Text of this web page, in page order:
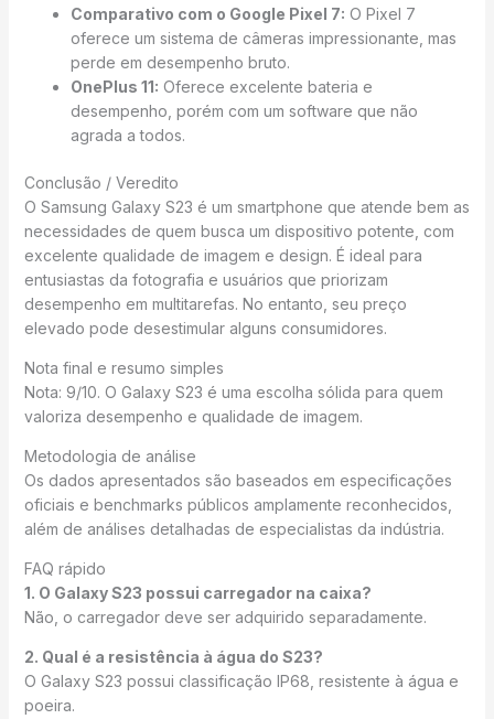
Comparativo com o Google Pixel 7: O Pixel 7
oferece um sistema de câmeras impressionante, mas
perde em desempenho bruto.
OnePlus 11: Oferece excelente bateria e
desempenho, porém com um software que não
agrada a todos.
Conclusão / Veredito
O Samsung Galaxy S23 é um smartphone que atende bem as
necessidades de quem busca um dispositivo potente, com
excelente qualidade de imagem e design. É ideal para
entusiastas da fotografia e usuários que priorizam
desempenho em multitarefas. No entanto, seu preço
elevado pode desestimular alguns consumidores.
Nota final e resumo simples
Nota: 9/10. O Galaxy S23 é uma escolha sólida para quem
valoriza desempenho e qualidade de imagem.
Metodologia de análise
Os dados apresentados são baseados em especificações
oficiais e benchmarks públicos amplamente reconhecidos,
além de análises detalhadas de especialistas da indústria.
FAQ rápido
1. O Galaxy S23 possui carregador na caixa?
Não, o carregador deve ser adquirido separadamente.
2. Qual é a resistência à água do S23?
O Galaxy S23 possui classificação IP68, resistente à água e
poeira.